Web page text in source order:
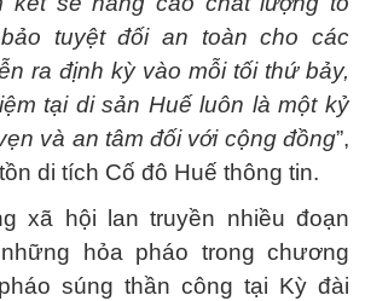
tuyệt đối an toàn cho các
ra định kỳ vào mỗi tối thứ bảy,
tại di sản Huế luôn là một kỷ
và an tâm đối với cộng đồng”,
di tích Cố đô Huế thông tin.
xã hội lan truyền nhiều đoạn
hỏa pháo trong chương
súng thần công tại Kỳ đài